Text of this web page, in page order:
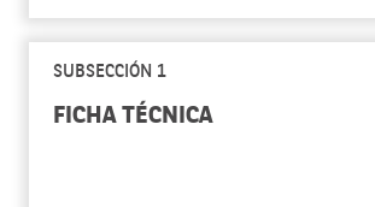
SUBSECCIÓN 1
FICHA TÉCNICA